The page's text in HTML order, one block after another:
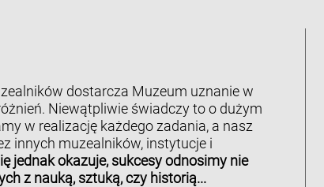
dostarcza Muzeum uznanie w
Niewątpliwie świadczy to o dużym
w realizację każdego zadania, a nasz
innych muzealników, instytucje i
jednak okazuje, sukcesy odnosimy nie
z nauką, sztuką, czy historią...